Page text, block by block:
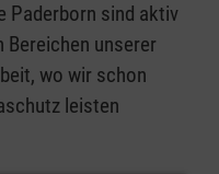
Paderborn sind aktiv
Bereichen unserer
wo wir schon
leisten